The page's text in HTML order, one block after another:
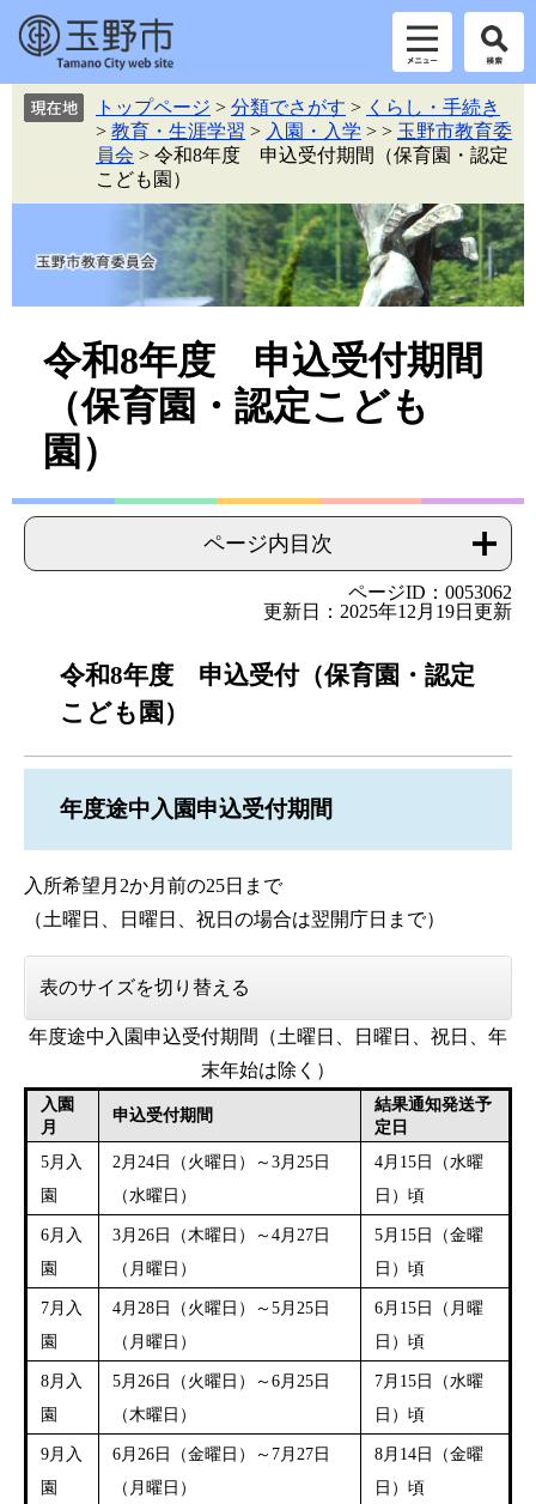
す。
トップページ > 分類でさがす > くらし・手続き
> 教育・生涯学習 > 入園・入学 > > 玉野市教育委
員会 > 令和8年度 申込受付期間（保育園・認定
こども園）
令和8年度 申込受付期間
（保育園・認定こども
園）
ページ内目次
ページID：0053062
更新日：2025年12月19日更新
令和8年度 申込受付（保育園・認定
こども園）
年度途中入園申込受付期間
入所希望月2か月前の25日まで
（土曜日、日曜日、祝日の場合は翌開庁日まで）
表のサイズを切り替える
年度途中入園申込受付期間（土曜日、日曜日、祝日、年
末年始は除く）
入園
月
申込受付期間
結果通知発送予
定日
5月入
園
2月24日（火曜日）～3月25日
（水曜日）
4月15日（水曜
日）頃
6月入
園
3月26日（木曜日）～4月27日
（月曜日）
5月15日（金曜
日）頃
7月入
園
4月28日（火曜日）～5月25日
（月曜日）
6月15日（月曜
日）頃
8月入
園
5月26日（火曜日）～6月25日
（木曜日）
7月15日（水曜
日）頃
9月入
園
6月26日（金曜日）～7月27日
（月曜日）
8月14日（金曜
日）頃